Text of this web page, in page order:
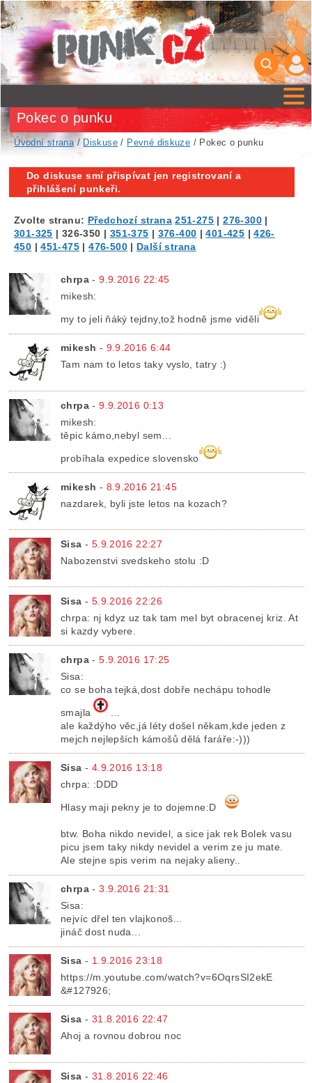
Pokec o punku
Úvodní strana/ Diskuse / Pevné diskuze / Pokec o punku
Do diskuse smí přispívat jen registrovaní a
přihlášení punkeři.
Zvolte stranu: Předchozí strana 251-275 |276-300|
301-325 | 326-350 | 351-375 | 376-400 |401-425 |426-
450 |451-475 |476-500| Další strana
chrpa -9.9.2016 22:45
mikesh:
my to jeli ňáký tejdny,tož hodně jsme viděli
mikesh - 9.9.2016 6:44
Tam nam to letos taky vyslo, tatry :)
chrpa -9.9.2016 0:13
mikesh:
těpic kámo,nebyl sem...
probíhala expedice slovensko
mikesh - 8.9.2016 21:45
nazdarek, byli jste letos na kozach?
Sisa - 5.9.2016 22:27
Nabozenstvi svedskeho stolu :D
Sisa - 5.9.2016 22:26
chrpa: nj kdyz uz tak tam mel byt obracenej kriz. At
si kazdy vybere.
chrpa -5.9.2016 17:25
Sisa:
co se boha tejká,dost dobře nechápu tohodle
smajla
ale každýho věc,já léty došel někam,kde jeden z
mejch nejlepších kámošů dělá faráře:-)))
Sisa - 4.9.2016 13:18
chrpa: :DDD
Hlasy maji pekny je to dojemne:D
btw. Boha nikdo nevidel, a sice jak rek Bolek vasu
picu jsem taky nikdy nevidel a verim ze ju mate.
Ale stejne spis verim na nejaky alieny..
chrpa -3.9.2016 21:31
Sisa:
nejvíc dřel ten vlajkonoš...
jináč dost nuda...
Sisa - 1.9.2016 23:18
https://m.youtube.com/watch?v=6OqrsSI2ekE
&#127926;
Sisa - 31.8.2016 22:47
Ahoj a rovnou dobrou noc
Sisa - 31.8.2016 22:46